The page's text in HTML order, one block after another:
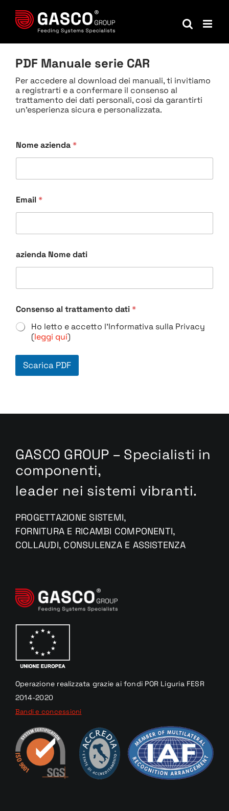
contenuto
PDF Manuale serie CAR
Per accedere al download dei manuali, ti invitiamo
a registrarti e a confermare il consenso al
trattamento dei dati personali, così da garantirti
un'esperienza sicura e personalizzata.
Nome azienda*
Email*
azienda Nome dati
Consenso al trattamento dati*
Ho letto e accetto l'Informativa sulla Privacy
(leggi qui)
Scarica PDF
GASCO GROUP – Specialisti in
componenti,
leader nei sistemi vibranti.
PROGETTAZIONE SISTEMI,
FORNITURA E RICAMBI COMPONENTI,
COLLAUDI, CONSULENZA E ASSISTENZA
Operazione realizzata grazieai fondi POR Liguria FESR
2014-2020
Bandi e concessioni